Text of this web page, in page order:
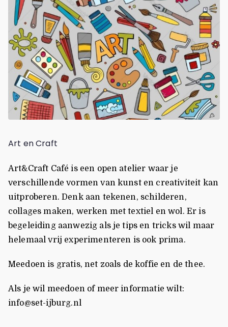
Art en Craft
Art&Craft Café is een open atelier waar je
verschillende vormen van kunst en creativiteit kan
uitproberen. Denk aan tekenen, schilderen,
collages maken, werken met textiel en wol. Er is
begeleiding aanwezig als je tips en tricks wil maar
helemaal vrij experimenteren is ook prima.
Meedoen is gratis, net zoals de koffie en de thee.
Als je wil meedoen of meer informatie wilt:
info@set-ijburg.nl